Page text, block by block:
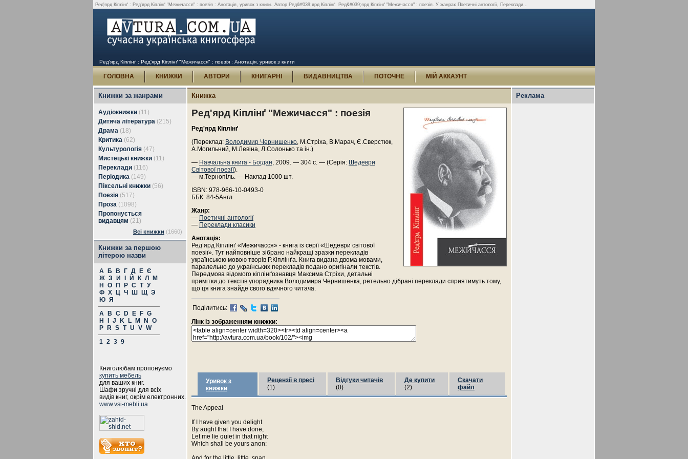
Ред'ярд Кіплінґ : Ред'ярд Кіплінґ "Межичасся" : поезія : Анотація, уривок з книги. Автор Ред&#039;ярд Кіплінґ. Ред&#039;ярд Кіплінґ "Межичасся" : поезія. У жанрах Поетичні антології, Переклади...
Ред'ярд Кіплінґ : Ред'ярд Кіплінґ "Межичасся" : поезія : Анотація, уривок з книги
ГОЛОВНА КНИЖКИ АВТОРИ КНИГАРНІ ВИДАВНИЦТВА ПОТОЧНЕ МІЙ АККАУНТ
Книжки за жанрами
Аудіокнижки (11)
Дитяча література (215)
Драма (18)
Критика (62)
Культурологія (47)
Мистецькі книжки (11)
Переклади (116)
Періодика (149)
Піксельні книжки (56)
Поезія (517)
Проза (1098)
Пропонується
видавцям (21)
Всі книжки (1660)
Книжки за першою
літерою назви
А Б В Г Д Е Є
Ж З И Й К Л
М
Н
О П Р С Т У
Ф Х Ц Ч Ш Щ Э
Ю Я
A
B C D E F G
H
J K L M N
O
P
R S T U V W
1 2 3 9
Книголюбам пропонуємо
купить мебель
для ваших книг.
Шафи зручні для всіх
видів книг, окрім електронних.
www.vsi-mebli.ua
Книжка
Ред'ярд Кіплінґ "Межичасся" : поезія
Ред'ярд Кіплінґ
(Переклад: Володимир Чернишенко, М.Стріха, В.Марач, Є.Сверстюк,
А.Могильний, М.Левіна, Л.Солонько та ін.)
— Навчальна книга - Богдан, 2009. — 304 с. — (Серія: Шедеври
Світової поезії).
— м.Тернопіль. — Наклад 1000 шт.
ISBN: 978-966-10-0493-0
ББК: 84-5Англ
Жанр:
— Поетичні антології
— Переклади класики
Анотація:
Ред’ярд Кіплінґ «Межичасся» - книга із серії «Шедеври світової
поезії». Тут найповніше зібрано найкращі зразки перекладів
українською мовою творів Р.Кіплінґа. Книга видана двома мовами,
паралельно до українських перекладів подано оригінали текстів.
Передмова відомого кіплінґознавця Максима Стріхи, детальні
примітки до текстів упорядника Володимира Чернишенка, ретельно дібрані переклади сприятимуть тому,
що ця книга знайде свого вдячного читача.
Поділитись:
Лінк із зображенням книжки:
Уривок з
книжки
Рецензії в пресі
(1)
Відгуки читачів
(0)
Де купити
(2)
Скачати
файл
The Appeal
If I have given you delight
By aught that I have done,
Let me lie quiet in that night
Which shall be yours anon:
Реклама